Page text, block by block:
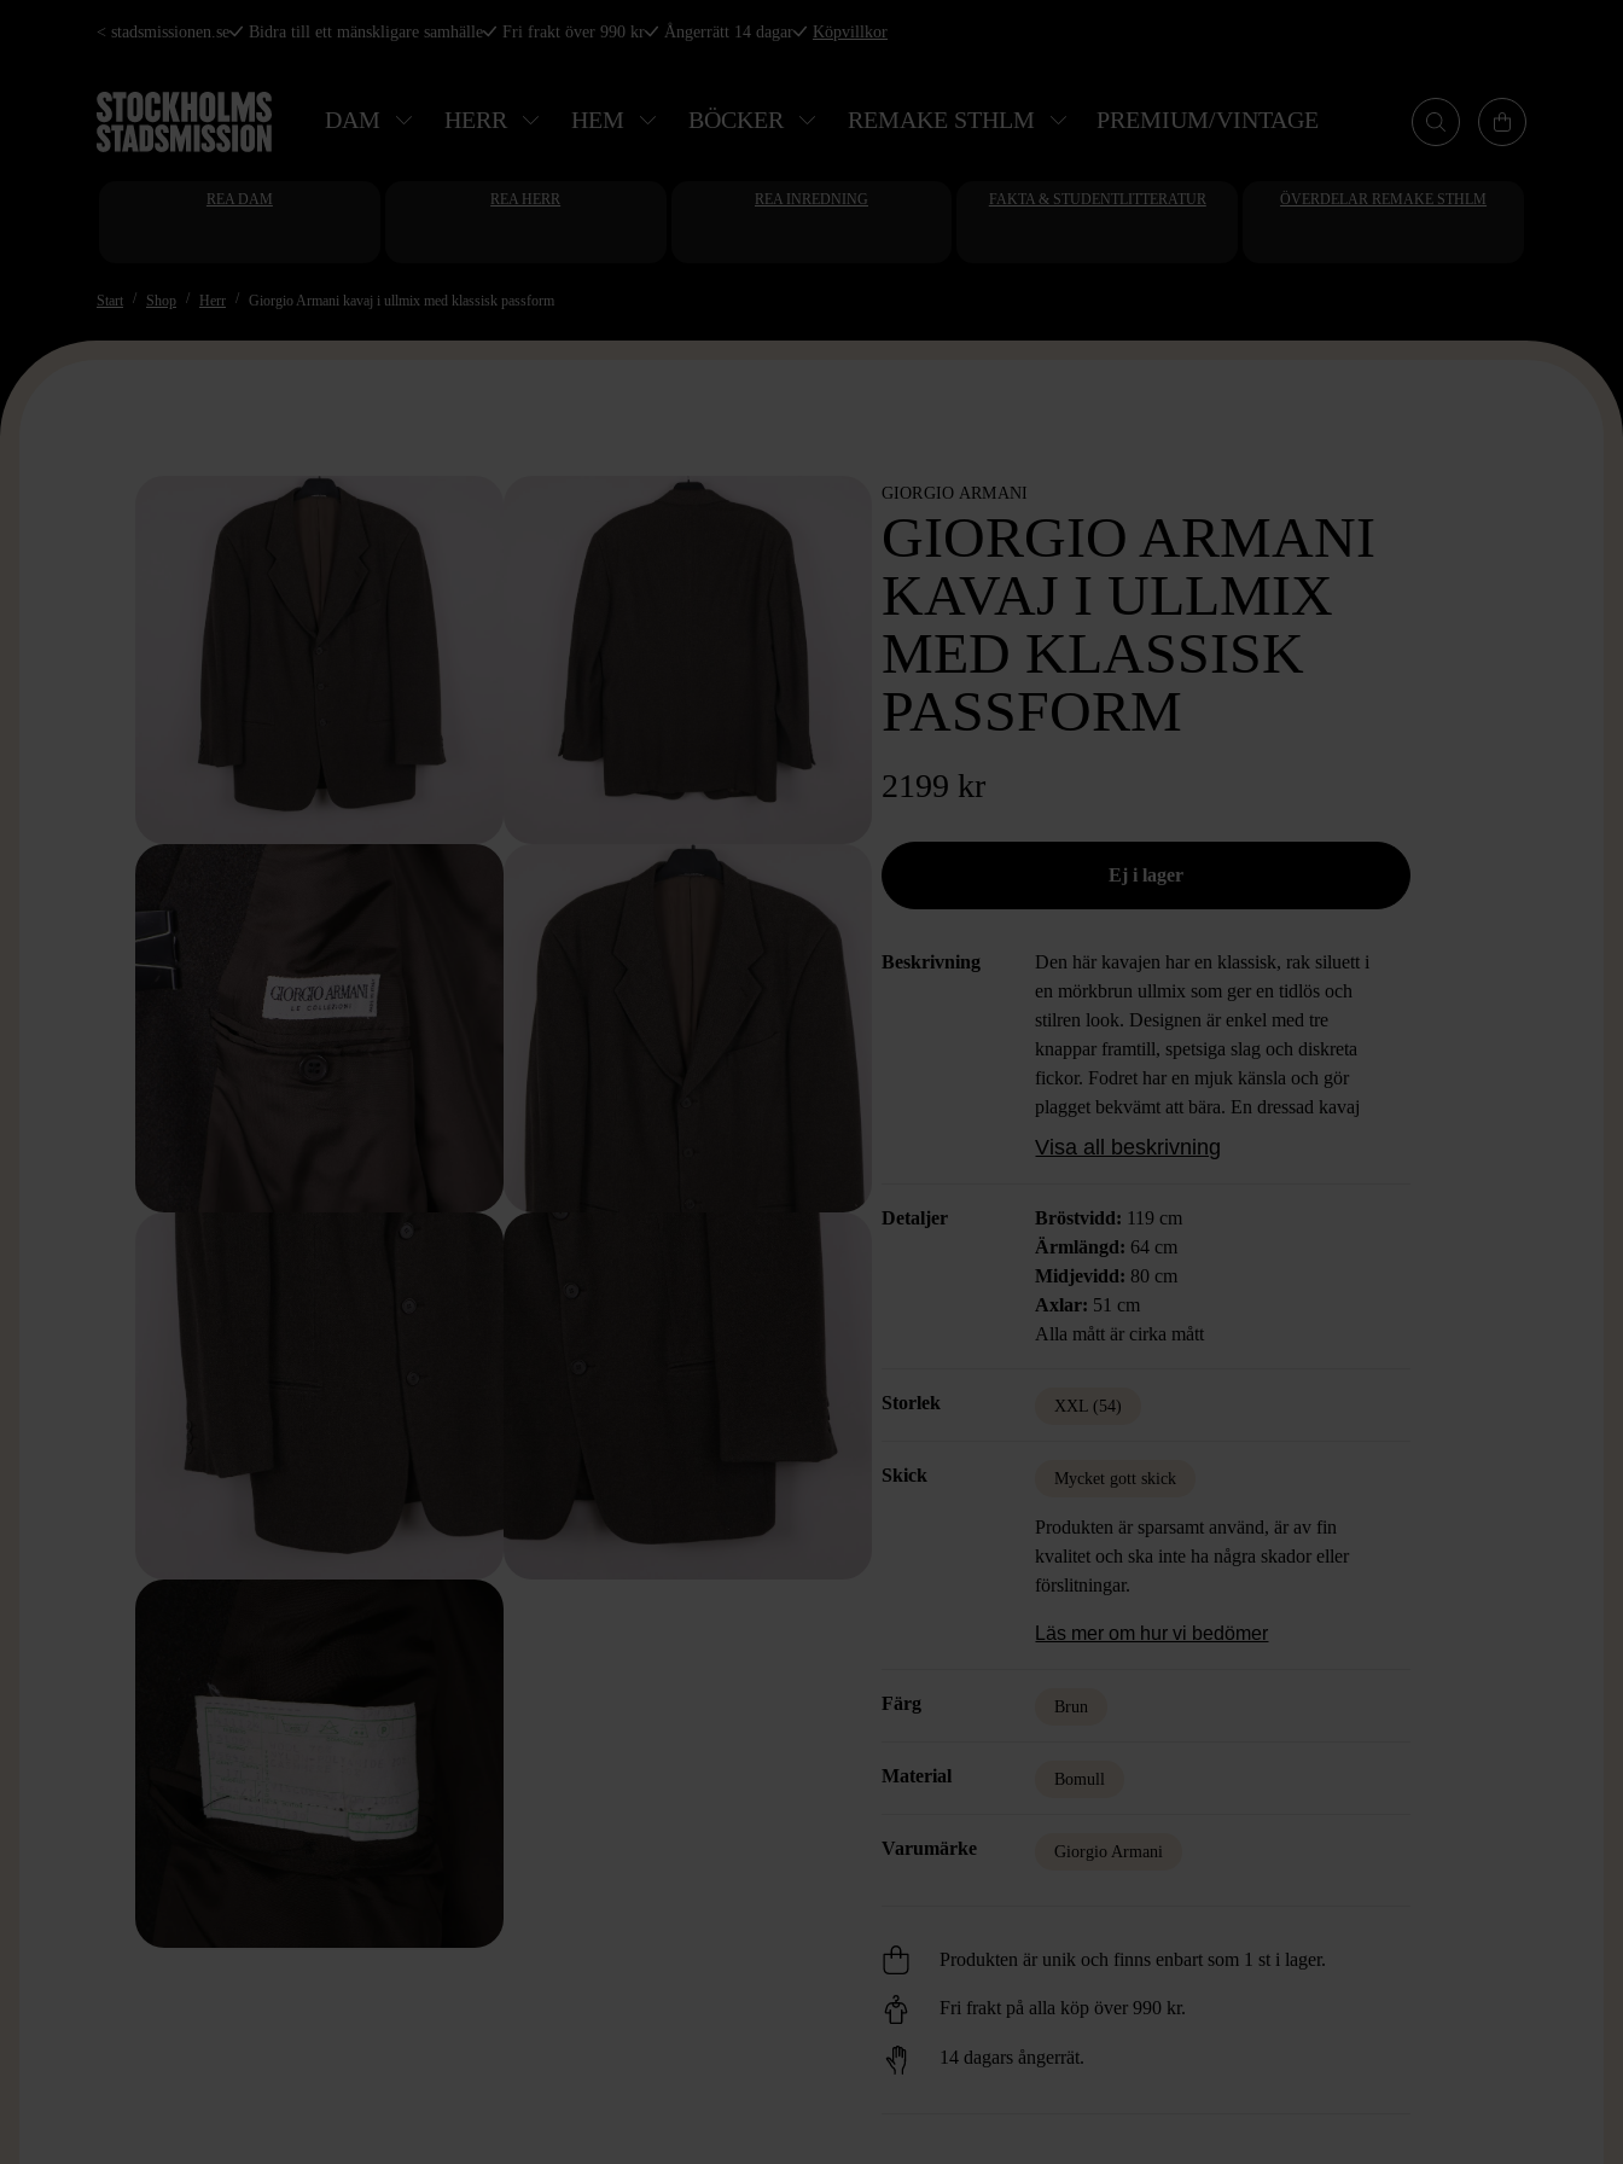
Hoppa
huvudinnehåll
< stadsmissionen.se Bidra till ett mänskligare samhälle Fri frakt över 990 kr Ångerrätt 14 dagar Köpvillkor
DAM HERR HEM BÖCKER REMAKE STHLM PREMIUM/VINTAGE
REA DAM REA HERR REA INREDNING FAKTA & STUDENTLITTERATUR ÖVERDELAR REMAKE STHLM
Start Shop Herr Giorgio Armani kavaj i ullmix med klassisk passform
GIORGIO ARMANI
GIORGIO ARMANI
KAVAJ I ULLMIX
MED KLASSISK
PASSFORM
2199 kr
Beskrivning
Den här kavajen har en klassisk, rak siluett i
en mörkbrun ullmix som ger en tidlös och
stilren look. Designen är enkel med tre
knappar framtill, spetsiga slag och diskreta
fickor. Fodret har en mjuk känsla och gör
plagget bekvämt att bära. En dressad kavaj
som alltid är rätt oavsett tillfälle.
Visa all beskrivning
Detaljer Bröstvidd: 119 cm
Ärmlängd: 64 cm
Midjevidd: 80 cm
Axlar: 51 cm
Alla mått är cirka mått
Storlek XXL (54)
Skick Mycket gott skick
Produkten är sparsamt använd, är av fin
kvalitet och ska inte ha några skador eller
förslitningar.
Läs mer om hur vi bedömer
Färg Brun
Material Bomull
Varumärke Giorgio Armani
Produkten är unik och finns enbart som 1 st i lager.
Fri frakt på alla köp över 990 kr.
14 dagars ångerrät.